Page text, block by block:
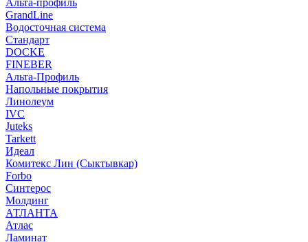
Альта-профиль
GrandLine
Водосточная система
Стандарт
DOCKE
FINEBER
Альта-Профиль
Напольные покрытия
Линолеум
IVC
Juteks
Tarkett
Идеал
Комитекс Лин (Сыктывкар)
Forbo
Синтерос
Молдинг
АТЛАНТА
Атлас
Ламинат